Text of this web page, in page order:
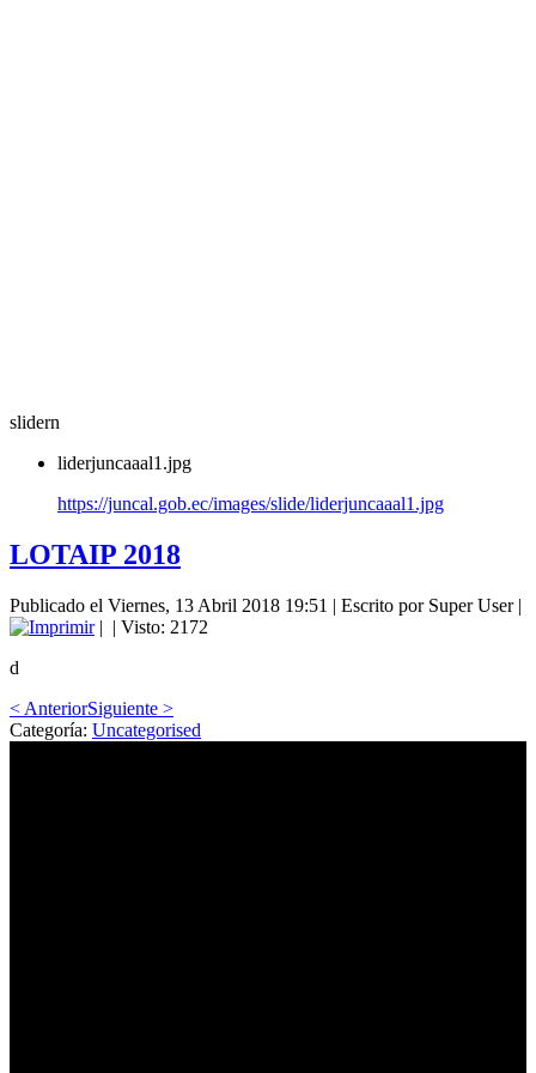
slidern
liderjuncaaal1.jpg
https://juncal.gob.ec/images/slide/liderjuncaaal1.jpg
LOTAIP 2018
Publicado el Viernes, 13 Abril 2018 19:51 | Escrito por Super User|
| | Visto: 2172
d
< AnteriorSiguiente >
Categoría: Uncategorised